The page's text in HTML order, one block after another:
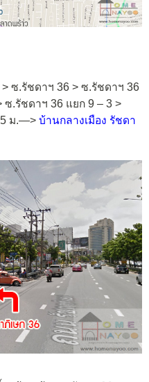
> ซ.รัชดาฯ 36 > ซ.รัชดาฯ 36
ซ.รัชดาฯ 36 แยก 9 – 3 >
ม.—> บ้านกลางเมือง รัชดา